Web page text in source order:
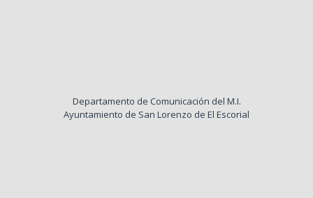
Departamento de Comunicación del M.I.
Ayuntamiento de San Lorenzo de El Escorial